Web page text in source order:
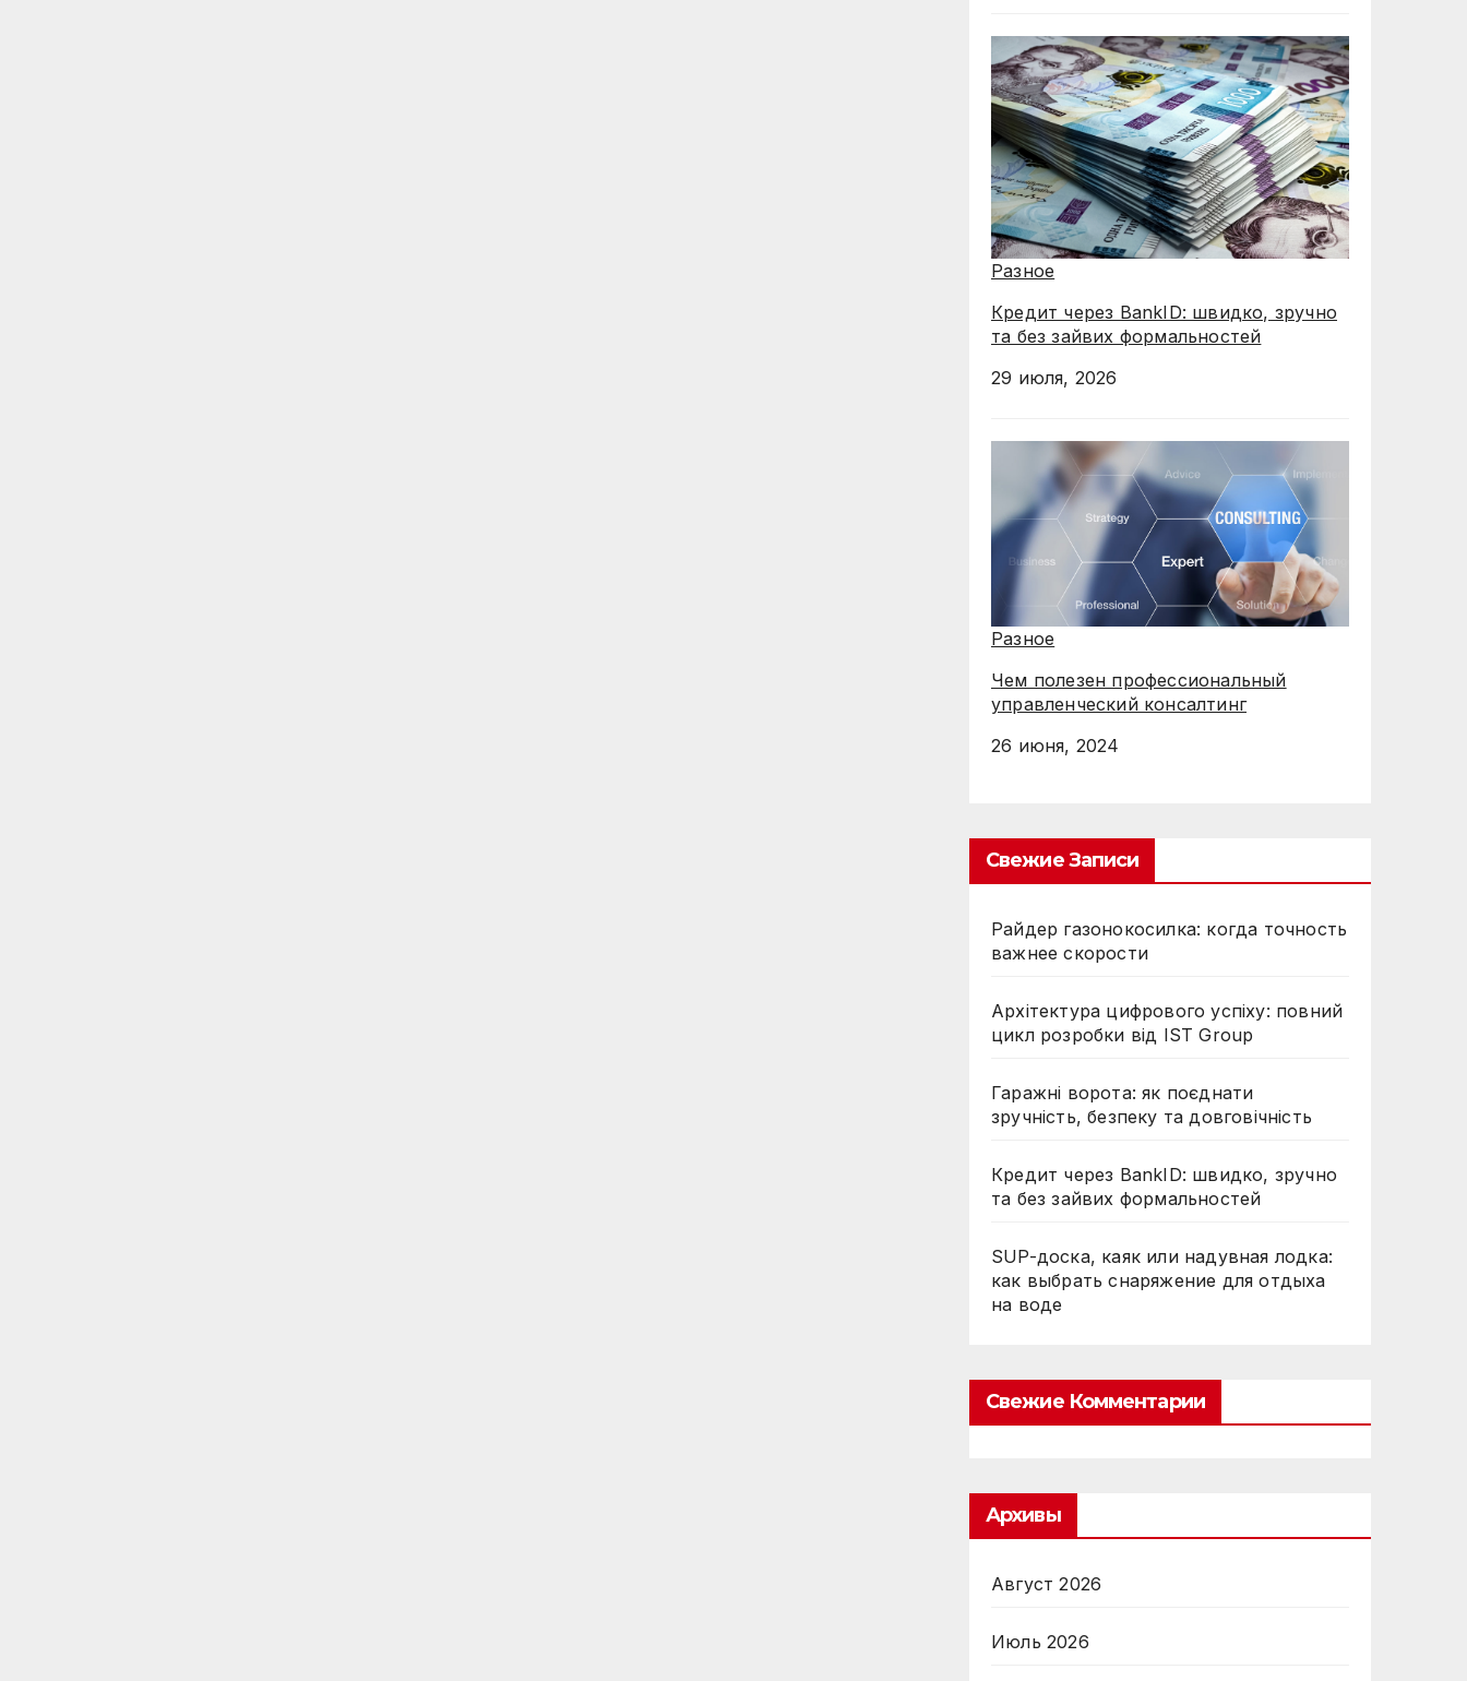
Разное
Кредит через BankID: швидко, зручно
та без зайвих формальностей
29 июля, 2026
Разное
Чем полезен профессиональный
управленческий консалтинг
26 июня, 2024
Свежие Записи
Райдер газонокосилка: когда точность
важнее скорости
Архітектура цифрового успіху: повний
цикл розробки від IST Group
Гаражні ворота: як поєднати
зручність, безпеку та довговічність
Кредит через BankID: швидко, зручно
та без зайвих формальностей
SUP-доска, каяк или надувная лодка:
как выбрать снаряжение для отдыха
на воде
Свежие Комментарии
Архивы
Август 2026
Июль 2026